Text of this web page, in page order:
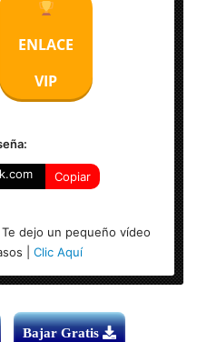
ENLACE
VIP
Copiar
dejo un pequeño vídeo
| Clic Aquí
Bajar Gratis